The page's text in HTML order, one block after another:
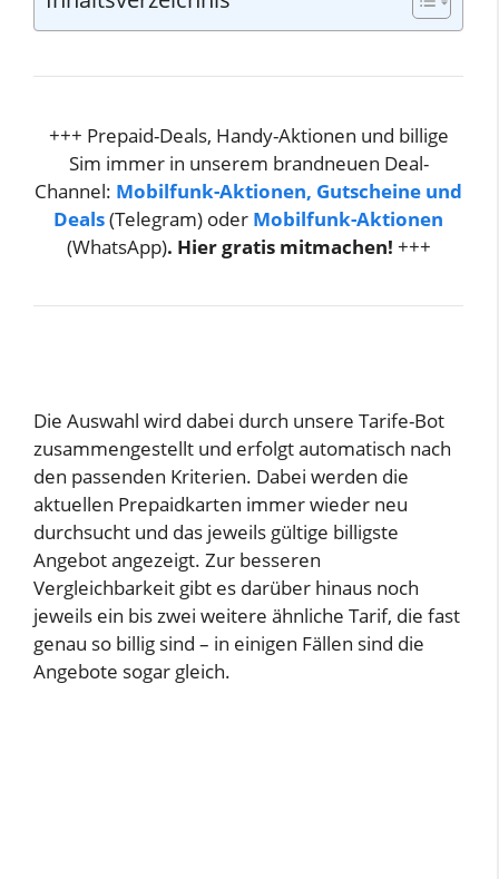
+++ Prepaid-Deals, Handy-Aktionen und billige
Sim immer in unserem brandneuen Deal-
Channel: Mobilfunk-Aktionen, Gutscheine und
Deals(Telegram) oder Mobilfunk-Aktionen
(WhatsApp). Hier gratis mitmachen! +++
Die Auswahl wird dabei durch unsere Tarife-Bot
zusammengestellt und erfolgt automatisch nach
den passenden Kriterien. Dabei werden die
aktuellen Prepaidkarten immer wieder neu
durchsucht und das jeweils gültige billigste
Angebot angezeigt. Zur besseren
Vergleichbarkeit gibt es darüber hinaus noch
jeweils ein bis zwei weitere ähnliche Tarif, die fast
genau so billig sind – in einigen Fällen sind die
Angebote sogar gleich.